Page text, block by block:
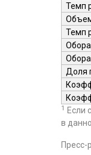
Темп
Темп
Доля
1
Если
в
Пресс-